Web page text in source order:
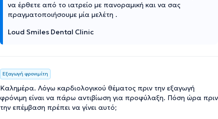
να έρθετε από το ιατρείο με πανοραμική και να σας
πραγματοποιήσουμε μία μελέτη .
Loud Smiles Dental Clinic
Εξαγωγή φρονιμίτη
Καλημέρα. Λόγω καρδιολογικού θέματος πριν την εξαγωγή
φρόνιμη είναι να πάρω αντιβίωση για προφύλαξη. Πόση ώρα πριν
την επέμβαση πρέπει να γίνει αυτό;